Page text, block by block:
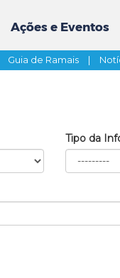
Ações e Eventos
Guia de Ramais |
Tipo da